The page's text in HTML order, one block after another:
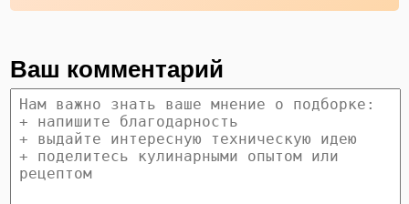
Ваш комментарий